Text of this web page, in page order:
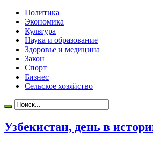
Политика
Экономика
Культура
Наука и образование
Здоровье и медицина
Закон
Спорт
Бизнес
Сельское хозяйство
Узбекистан, день в